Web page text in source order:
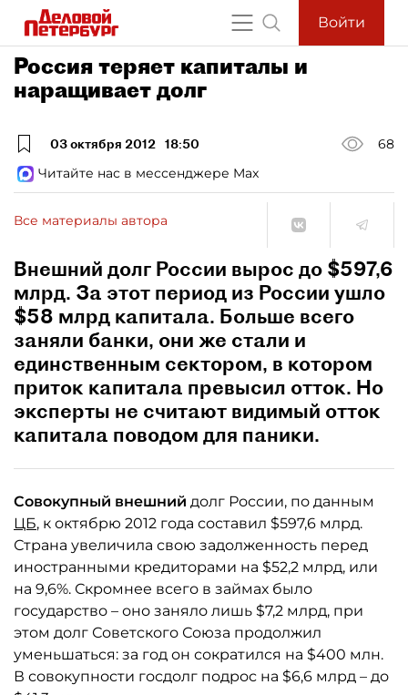
Войти
Россия теряет капиталы и
наращивает долг
03 октября 2012 18:50
68
Читайте нас в мессенджере Max
Все материалы автора
Внешний долг России вырос до $597,6
млрд. За этот период из России ушло
$58 млрд капитала. Больше всего
заняли банки, они же стали и
единственным сектором, в котором
приток капитала превысил отток. Но
эксперты не считают видимый отток
капитала поводом для паники.
Совокупный внешний долг России, по данным
ЦБ, к октябрю 2012 года составил $597,6 млрд.
Страна увеличила свою задолженность перед
иностранными кредиторами на $52,2 млрд, или
на 9,6%. Скромнее всего в займах было
государство – оно заняло лишь $7,2 млрд, при
этом долг Советского Союза продолжил
уменьшаться: за год он сократился на $400 млн.
В совокупности госдолг подрос на $6,6 млрд – до